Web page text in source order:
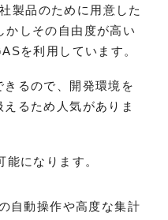
製品のために用意した
しその自由度が高い
を利用しています。
るので、開発環境を
るため人気がありま
になります。
自動操作や高度な集計